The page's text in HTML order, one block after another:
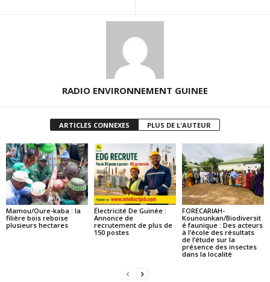
RADIO ENVIRONNEMENT GUINEE
ARTICLES CONNEXES PLUS DE L'AUTEUR
Mamou/Oure-kaba : la
filière bois reboise
plusieurs hectares
Électricité De Guinée :
Annonce de
recrutement de plus de
150 postes
FORECARIAH-
Kounounkan/Biodiversit
é faunique : Des acteurs
à l’école des résultats
de l’étude sur la
présence des insectes
dans la localité